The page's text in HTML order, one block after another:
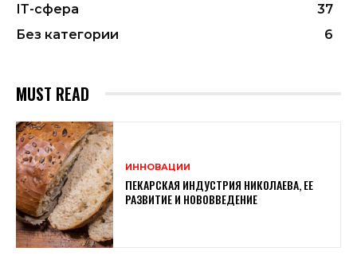
ІТ-сфера
37
Без категории
6
MUST READ
ИННОВАЦИИ
ПЕКАРСКАЯ ИНДУСТРИЯ НИКОЛАЕВА, ЕЕ
РАЗВИТИЕ И НОВОВВЕДЕНИЕ